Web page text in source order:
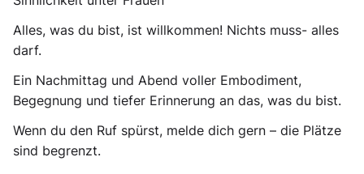
Alles, was du bist, ist willkommen! Nichts muss- alles
darf.
Ein Nachmittag und Abend voller Embodiment,
Begegnung und tiefer Erinnerung an das, was du bist.
Wenn du den Ruf spürst, melde dich gern – die Plätze
sind begrenzt.